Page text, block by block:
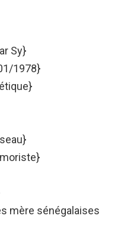
Sy}
1978}
mère sénégalaises